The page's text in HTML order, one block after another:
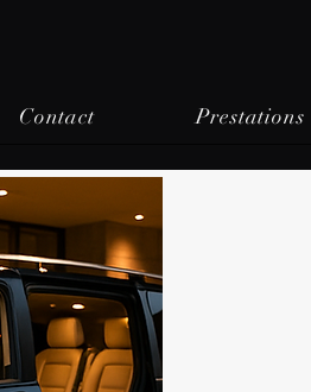
Contact Prestations